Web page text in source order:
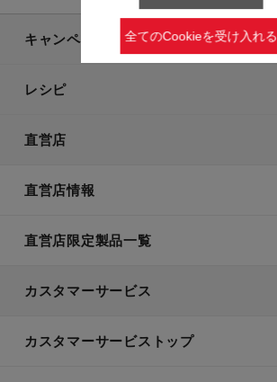
キャンペーン・特集
レシピ
直営店
直営店情報
直営店限定製品一覧
カスタマーサービス
カスタマーサービストップ
全てのCookieを受け入れる